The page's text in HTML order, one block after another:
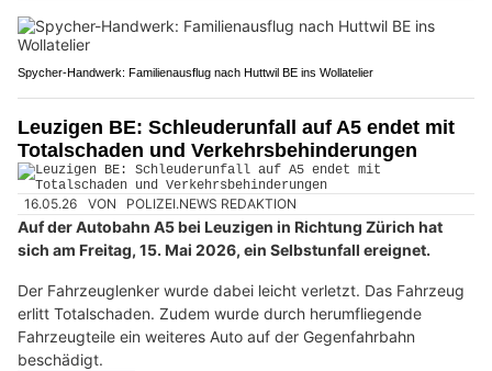
Spycher-Handwerk: Familienausflug nach Huttwil BE ins Wollatelier
Leuzigen BE: Schleuderunfall auf A5 endet mit
Totalschaden und Verkehrsbehinderungen
16.05.26 VON POLIZEI.NEWS REDAKTION
Auf der Autobahn A5 bei Leuzigen in Richtung Zürich hat
sich am Freitag, 15. Mai 2026, ein Selbstunfall ereignet.
Der Fahrzeuglenker wurde dabei leicht verletzt. Das Fahrzeug
erlitt Totalschaden. Zudem wurde durch herumfliegende
Fahrzeugteile ein weiteres Auto auf der Gegenfahrbahn
beschädigt.